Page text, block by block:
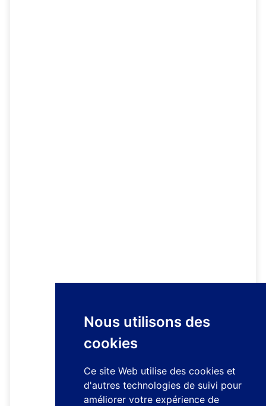
Nous utilisons des
cookies
Ce site Web utilise des cookies et
d'autres technologies de suivi pour
améliorer votre expérience de